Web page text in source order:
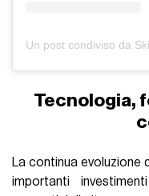
Tecnologia,
La continua evoluzione
importanti